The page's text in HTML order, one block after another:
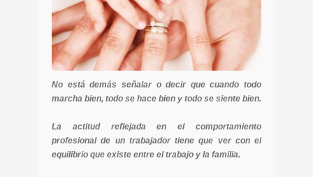
No está demás señalar o decir que cuando todo
marcha bien, todo se hace bien y todo se siente bien.
La actitud reflejada en el comportamiento
profesional de un trabajador tiene que ver con el
equilibrio que existe entre el trabajo y la familia.